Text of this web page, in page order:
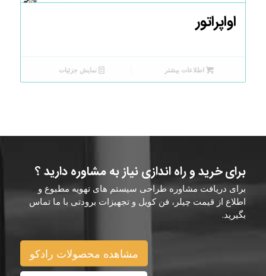
اواپراتور
اطلاعات بیشتر نمایش جزئیات
برای خرید و راه اندازی نیاز به مشاوره دارید ؟
برای دریافت مشاوره طراحی سیستم های تهویه مطبوع و
اطلاع از قیمت چیلر، فن کویل و تجهیزات برودتی با ما تماس
بگیرید.
مشاهده محصولات رادکو